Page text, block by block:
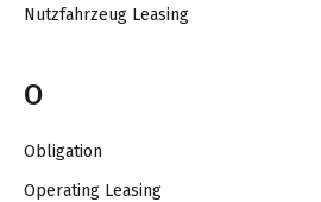
Nutzfahrzeug Leasing
O
Obligation
Operating Leasing